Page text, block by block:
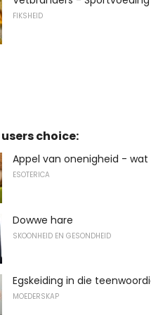
FIKSHEID
choice:
Appel van onenigheid -
ESOTERICA
Dowwe hare
SKOONHEID EN GESONDHEID
Egskeiding in die
MOEDERSKAP